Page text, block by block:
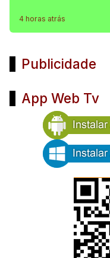
4 horas atrás
Publicidade
App Web Tv